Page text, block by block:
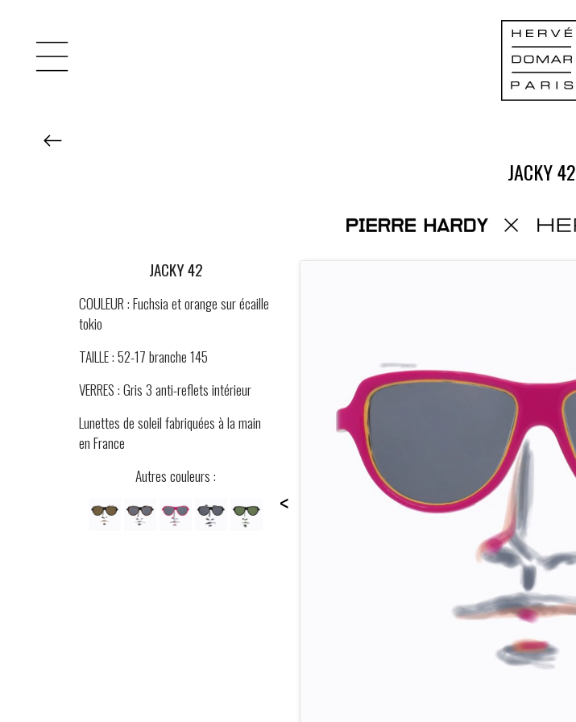
JACKY 42
JACKY 42
COULEUR : Fuchsia et orange sur écaille
tokio
TAILLE : 52-17 branche 145
VERRES : Gris 3 anti-reflets intérieur
Lunettes de soleil fabriquées à la main
en France
Autres couleurs :
<